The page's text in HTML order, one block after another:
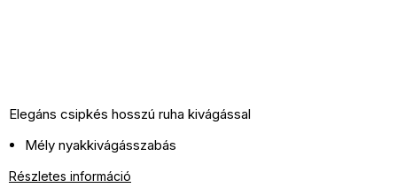
Elegáns csipkés hosszú ruha kivágással
Mély nyakkivágásszabás
Csipke felső
Részletes információ